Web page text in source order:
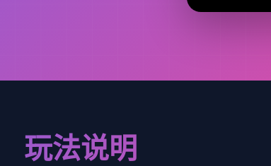
玩法说明